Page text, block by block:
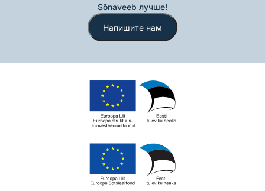
Sõnaveeb лучше!
Напишите нам